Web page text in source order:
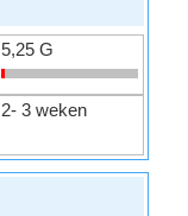
5,25 G
2- 3 weken